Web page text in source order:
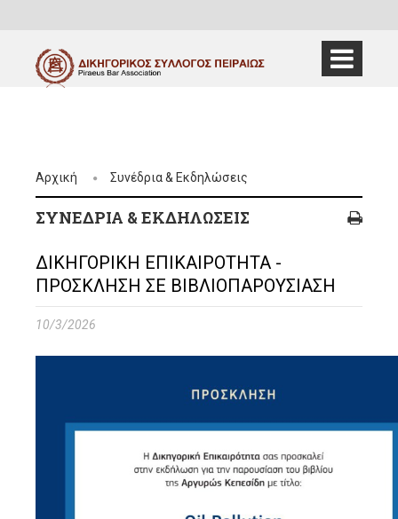
Αρχική Συνέδρια & Εκδηλώσεις
ΣΥΝΈΔΡΙΑ & ΕΚΔΗΛΏΣΕΙΣ
ΔΙΚΗΓΟΡΙΚΗ ΕΠΙΚΑΙΡΟΤΗΤΑ -
ΠΡΟΣΚΛΗΣΗ ΣΕ ΒΙΒΛΙΟΠΑΡΟΥΣΙΑΣΗ
10/3/2026